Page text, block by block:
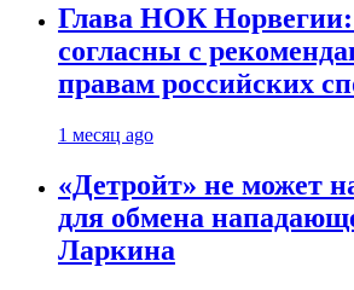
Глава НОК
согласны с
правам российских
1 месяц ago
«Детройт» не может
для обмена
Ларкина